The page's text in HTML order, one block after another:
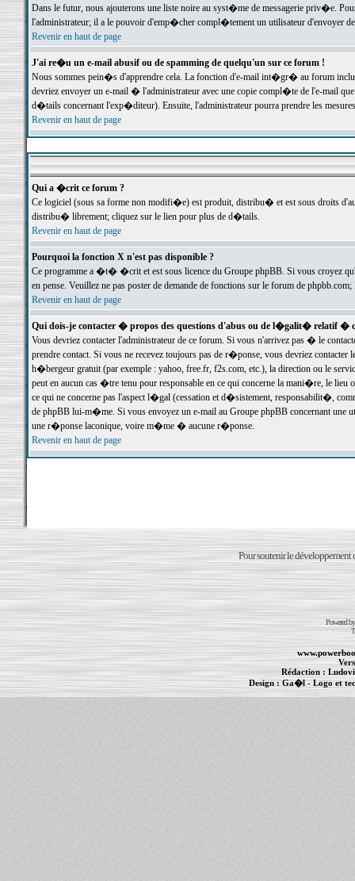
Dans le futur, nous ajouterons une liste noire au syst�me de messagerie priv�e.
l'administrateur; il a le pouvoir d'emp�cher compl�tement un utilisateur d'envoyer
Revenir en haut de page
J'ai re�u un e-mail abusif ou de spamming de quelqu'un sur ce forum !
Nous sommes pein�s d'apprendre cela. La fonction d'e-mail int�gr� au forum inclut
devriez envoyer un e-mail � l'administrateur avec une copie compl�te de l'e-mail
d�tails concernant l'exp�diteur). Ensuite, l'administrateur pourra prendre les
Revenir en haut de page
Qui a �crit ce forum ?
Ce logiciel (sous sa forme non modifi�e) est produit, distribu� et est sous droits
distribu� librement; cliquez sur le lien pour plus de d�tails.
Revenir en haut de page
Pourquoi la fonction X n'est pas disponible ?
Ce programme a �t� �crit et est sous licence du Groupe phpBB. Si vous croyez
en pense. Veuillez ne pas poster de demande de fonctions sur le forum de
Revenir en haut de page
Qui dois-je contacter � propos des questions d'abus ou de l�galit� relatif �
Vous devriez contacter l'administrateur de ce forum. Si vous n'arrivez pas � le
prendre contact. Si vous ne recevez toujours pas de r�ponse, vous devriez
h�bergeur gratuit (par exemple : yahoo, free.fr, f2s.com, etc.), la direction ou le
peut en aucun cas �tre tenu pour responsable en ce qui concerne la mani�re, le
ce qui ne concerne pas l'aspect l�gal (cessation et d�sistement, responsabilit�,
de phpBB lui-m�me. Si vous envoyez un e-mail au Groupe phpBB concernant une
une r�ponse laconique, voire m�me � aucune r�ponse.
Revenir en haut de page
Pour soutenir le développement
Powered
Rédaction :
Design :Ga�l- Logo et
Informations :